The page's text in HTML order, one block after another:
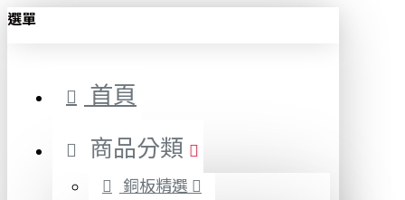
選單
首頁
商品分類
銅板精選